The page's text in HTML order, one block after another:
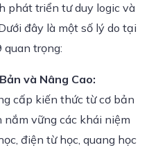
phát triển tư duy logic và
đây là một số lý do tại
quan trọng:
và Nâng Cao:
cấp kiến thức từ cơ bản
nắm vững các khái niệm
điện từ học, quang học